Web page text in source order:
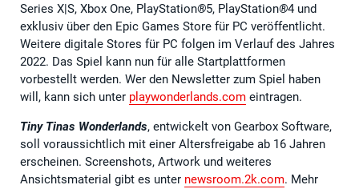
Series X|S, Xbox One, PlayStation®5, PlayStation®4 und
exklusiv über den Epic Games Store für PC veröffentlicht.
Weitere digitale Stores für PC folgen im Verlauf des Jahres
2022. Das Spiel kann nun für alle Startplattformen
vorbestellt werden. Wer den Newsletter zum Spiel haben
will, kann sich unter playwonderlands.com eintragen.
Tiny Tinas Wonderlands, entwickelt von Gearbox Software,
soll voraussichtlich mit einer Altersfreigabe ab 16 Jahren
erscheinen. Screenshots, Artwork und weiteres
Ansichtsmaterial gibt es unter newsroom.2k.com. Mehr